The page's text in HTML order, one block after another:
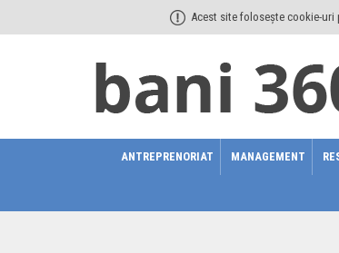
Acest site folosește cookie-uri
ANTREPRENORIAT MANAGEMENT